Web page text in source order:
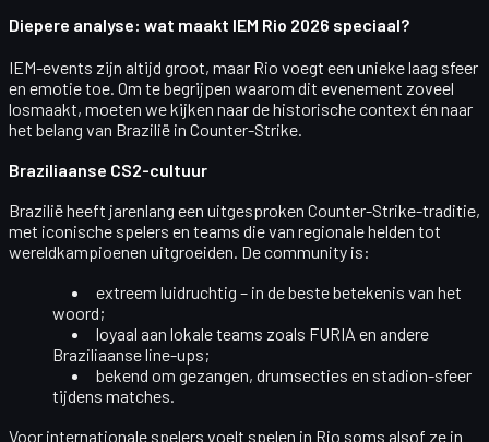
Diepere analyse: wat maakt IEM Rio 2026 speciaal?
IEM-events zijn altijd groot, maar Rio voegt een unieke laag sfeer
en emotie toe. Om te begrijpen waarom dit evenement zoveel
losmaakt, moeten we kijken naar de historische context én naar
het belang van Brazilië in Counter-Strike.
Braziliaanse CS2-cultuur
Brazilië heeft jarenlang een uitgesproken Counter-Strike-traditie,
met iconische spelers en teams die van regionale helden tot
wereldkampioenen uitgroeiden. De community is:
extreem luidruchtig – in de beste betekenis van het
woord;
loyaal aan lokale teams zoals FURIA en andere
Braziliaanse line-ups;
bekend om gezangen, drumsecties en stadion-sfeer
tijdens matches.
Voor internationale spelers voelt spelen in Rio soms alsof ze in